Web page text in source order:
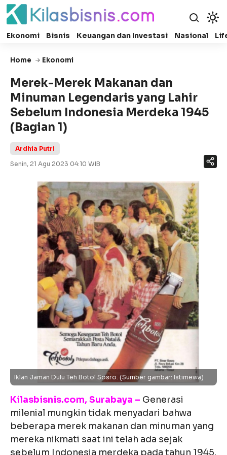
Ekonomi Bisnis Keuangan dan Investasi Nasional
Home Ekonomi
Merek-Merek Makanan dan
Minuman Legendaris yang Lahir
Sebelum Indonesia Merdeka 1945
(Bagian 1)
Ardhia Putri
Senin, 21 Agu 2023 04:10 WIB
Iklan Jaman Dulu Teh Botol Sosro. (Sumber gambar: Istimewa)
Kilasbisnis.com, Surabaya – Generasi
milenial mungkin tidak menyadari bahwa
beberapa merek makanan dan minuman yang
mereka nikmati saat ini telah ada sejak
sebelum Indonesia merdeka pada tahun 1945.